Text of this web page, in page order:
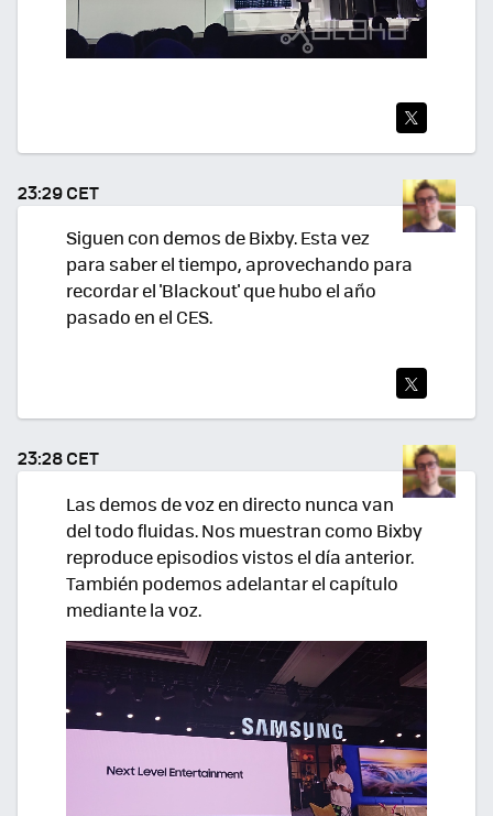
TEA
R
23:29 CET
Siguen con demos de Bixby. Esta vez
para saber el tiempo, aprovechando para
recordar el 'Blackout' que hubo el año
pasado en el CES.
TWI
TEA
R
23:28 CET
Las demos de voz en directo nunca van
del todo fluidas. Nos muestran como Bixby
reproduce episodios vistos el día anterior.
También podemos adelantar el capítulo
mediante la voz.